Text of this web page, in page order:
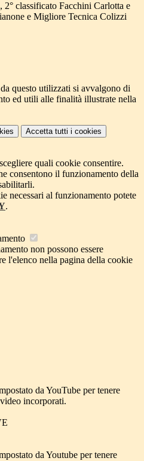
classificato Facchini Carlotta e
e Migliore Tecnica Colizzi
questo utilizzati si avvalgono di
ed utili alle finalità illustrate nella
Accetta tutti i cookies
quali cookie consentire.
consentono il funzionamento della
necessari al funzionamento potete
.
non possono essere
l'elenco nella pagina della cookie
da YouTube per tenere
incorporati.
da Youtube per tenere